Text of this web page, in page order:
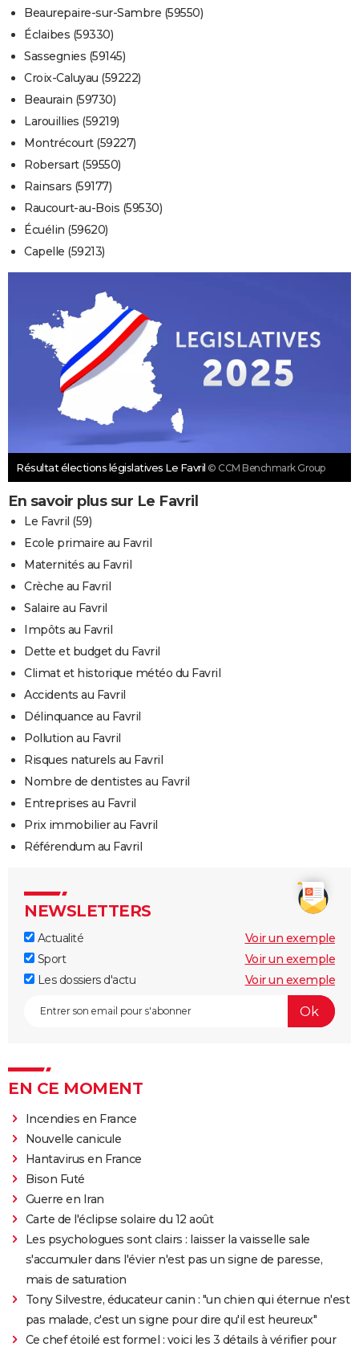
Beaurepaire-sur-Sambre (59550)
Éclaibes (59330)
Sassegnies (59145)
Croix-Caluyau (59222)
Beaurain (59730)
Larouillies (59219)
Montrécourt (59227)
Robersart (59550)
Rainsars (59177)
Raucourt-au-Bois (59530)
Écuélin (59620)
Capelle (59213)
Résultat élections législatives Le Favril © CCM Benchmark Group
En savoir plus sur Le Favril
Le Favril (59)
Ecole primaire au Favril
Maternités au Favril
Crèche au Favril
Salaire au Favril
Impôts au Favril
Dette et budget du Favril
Climat et historique météo du Favril
Accidents au Favril
Délinquance au Favril
Pollution au Favril
Risques naturels au Favril
Nombre de dentistes au Favril
Entreprises au Favril
Prix immobilier au Favril
Référendum au Favril
NEWSLETTERS
Actualité
Voir un exemple
Sport
Voir un exemple
Les dossiers d'actu
Voir un exemple
EN CE MOMENT
Incendies en France
Nouvelle canicule
Hantavirus en France
Bison Futé
Guerre en Iran
Carte de l'éclipse solaire du 12 août
Les psychologues sont clairs : laisser la vaisselle sale
s'accumuler dans l'évier n'est pas un signe de paresse,
mais de saturation
Tony Silvestre, éducateur canin : "un chien qui éternue n'est
pas malade, c'est un signe pour dire qu'il est heureux"
Ce chef étoilé est formel : voici les 3 détails à vérifier pour